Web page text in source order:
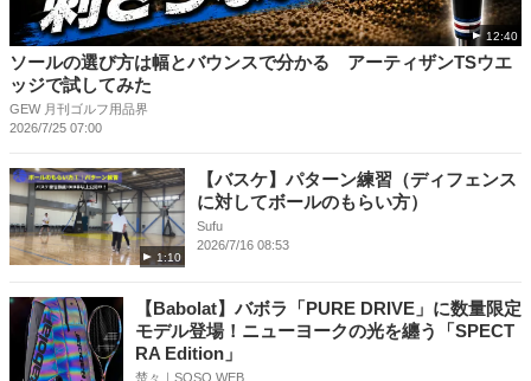
12:40
ソールの選び方は幅とバウンスで分かる アーティザンTSウエ
ッジで試してみた
GEW 月刊ゴルフ用品界
2026/7/25 07:00
1:10
【バスケ】パターン練習（ディフェンス
に対してボールのもらい方）
Sufu
2026/7/16 08:53
【Babolat】バボラ「PURE DRIVE」に数量限定
モデル登場！ニューヨークの光を纏う「SPECT
RA Edition」
楚々｜SOSO WEB